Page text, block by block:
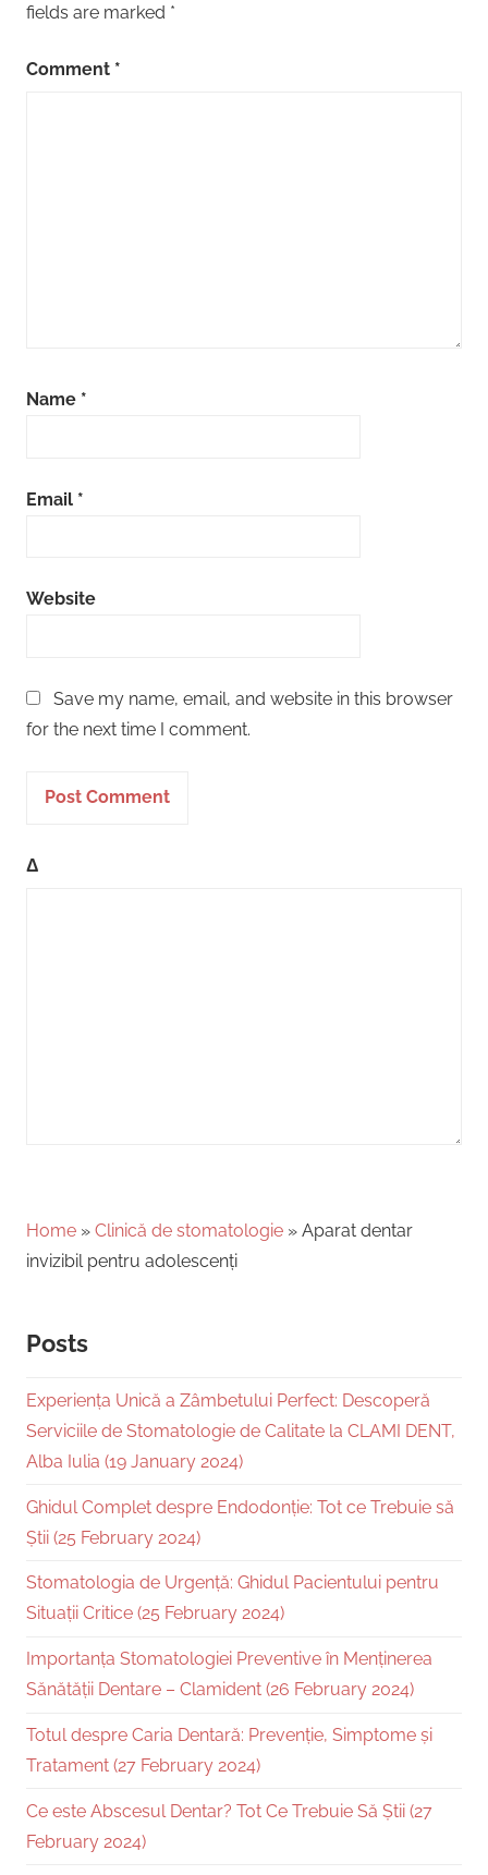
fields are marked *
Comment *
Name *
Email *
Website
Save my name, email, and website in this browser
for the next time I comment.
Δ
Home » Clinică de stomatologie » Aparat dentar
invizibil pentru adolescenți
Posts
Experiența Unică a Zâmbetului Perfect: Descoperă
Serviciile de Stomatologie de Calitate la CLAMI DENT,
Alba Iulia (19 January 2024)
Ghidul Complet despre Endodonție: Tot ce Trebuie să
Știi (25 February 2024)
Stomatologia de Urgență: Ghidul Pacientului pentru
Situații Critice (25 February 2024)
Importanța Stomatologiei Preventive în Menținerea
Sănătății Dentare – Clamident (26 February 2024)
Totul despre Caria Dentară: Prevenție, Simptome și
Tratament (27 February 2024)
Ce este Abscesul Dentar? Tot Ce Trebuie Să Știi (27
February 2024)